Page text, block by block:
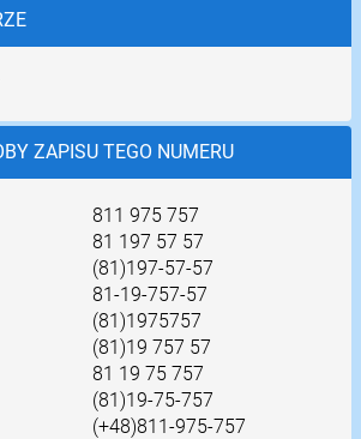
ZAPISU TEGO NUMERU
811 975 757
81 197 57 57
(81)197-57-57
81-19-757-57
(81)1975757
(81)19 757 57
81 19 75 757
(81)19-75-757
(+48)811-975-757